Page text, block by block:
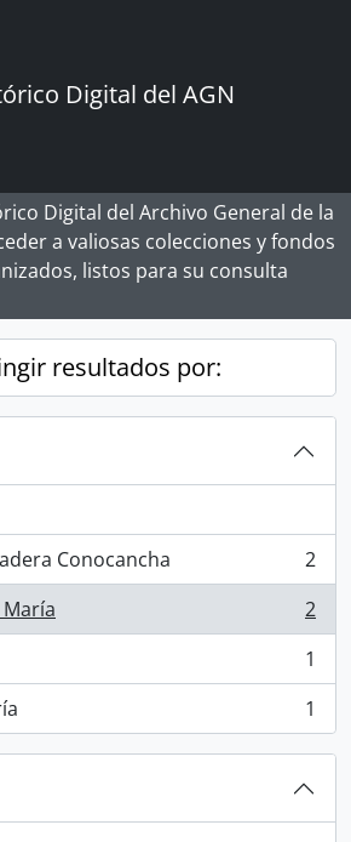
Digital del AGN
Digital del Archivo General de la
a valiosas colecciones y fondos
listos para su consulta
resultados por:
Conocancha
2
2
1
1